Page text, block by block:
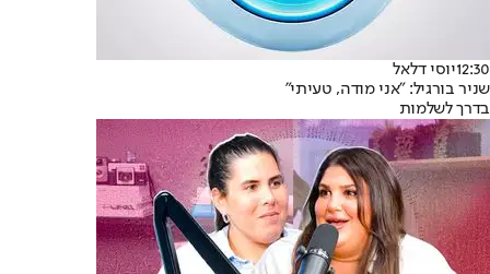
12:30יוסי דלאל
שניר בורגיל: ״אני מודה, טעיתי״
בדרך לשלמות